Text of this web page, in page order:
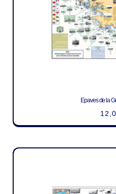
Epaves de la